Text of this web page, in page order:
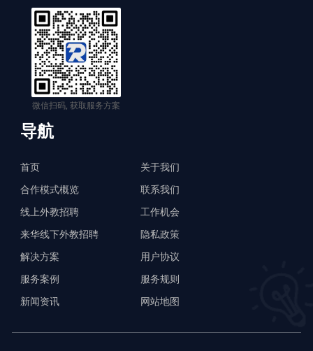
微信扫码, 获取服务方案
导航
首页
合作模式概览
线上外教招聘
来华线下外教招聘
解决方案
服务案例
新闻资讯
关于我们
联系我们
工作机会
隐私政策
用户协议
服务规则
网站地图